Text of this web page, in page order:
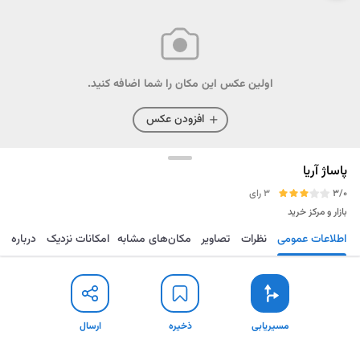
اولین عکس این مکان را شما اضافه کنید.
افزودن عکس
پاساژ آریا
3/0
3 رای
بازار و مرکز خرید
مسیریابی ذخیره ارسال اطلاعات عمومی نظرات تصاویر مکان‌های مشابه امکانات نزدیک درباره
مسیریابی ذخیره ارسال